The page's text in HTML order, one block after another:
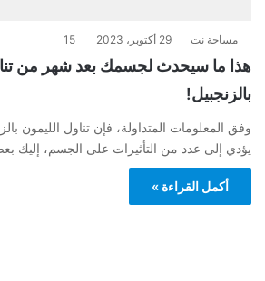
مساحة نت 29 أكتوبر، 2023 15
هذا ما سيحدث لجسمك بعد شهر من
بالزنجبيل!
وفق المعلومات المتداولة، فإن تناول الليمون
يؤدي إلى عدد من التأثيرات على الجسم، إليك
أكمل القراءة »